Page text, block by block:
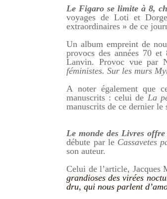
Le Figaro se limite à 8,
voyages de Loti et
extraordinaires » de ce
Un album empreint de
provocs des années 70
Lanvin. Provoc vue par
féministes. Sur les murs
A noter également que
manuscrits : celui de La
manuscrits de ce dernier le
Le monde des Livres offre
débute par le Cassavetes
son auteur.
Celui de l’article, Jacques
grandioses des virées
dru, qui nous parlent